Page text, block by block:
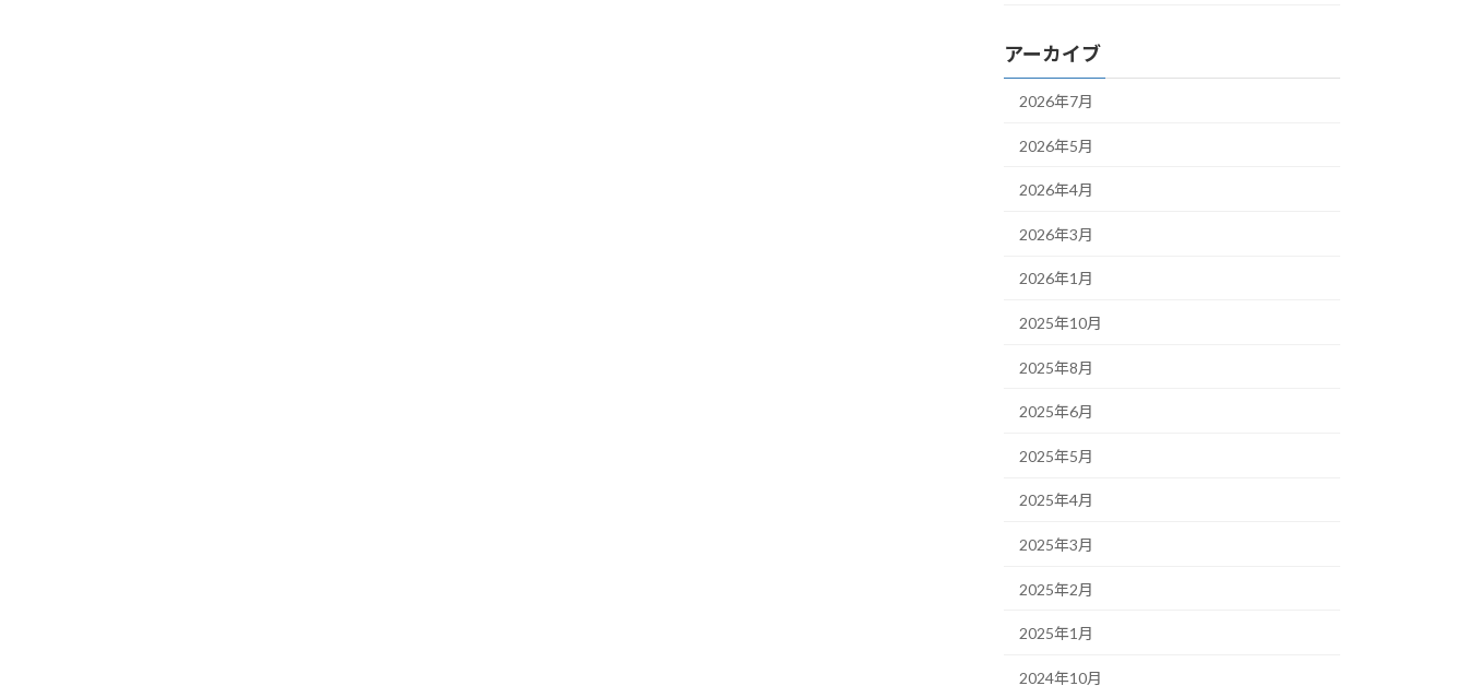
アーカイブ
2026年7月
2026年5月
2026年4月
2026年3月
2026年1月
2025年10月
2025年8月
2025年6月
2025年5月
2025年4月
2025年3月
2025年2月
2025年1月
2024年10月